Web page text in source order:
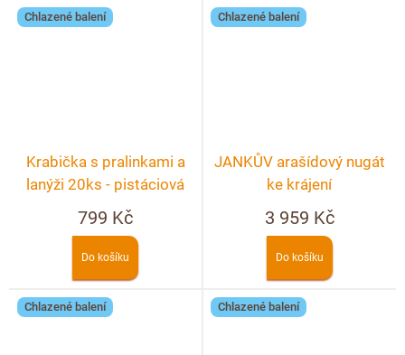
Chlazené balení
Krabička s pralinkami a
lanýži 20ks - pistáciová
799 Kč
Do košíku
Chlazené balení
JANKŮV arašídový nugát
ke krájení
3 959 Kč
Do košíku
Chlazené balení Chlazené balení